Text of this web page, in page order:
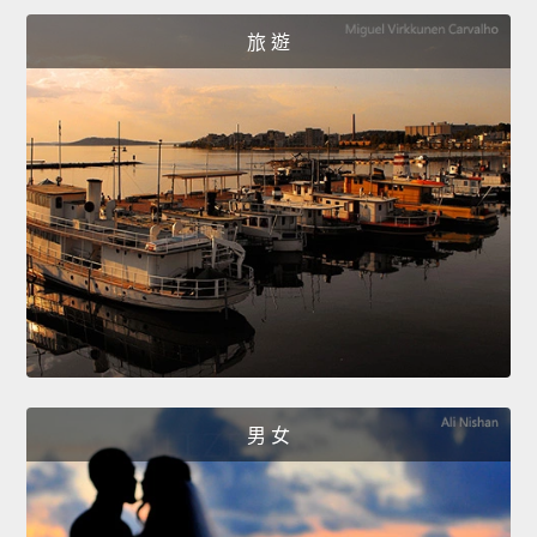
旅 遊
男 女